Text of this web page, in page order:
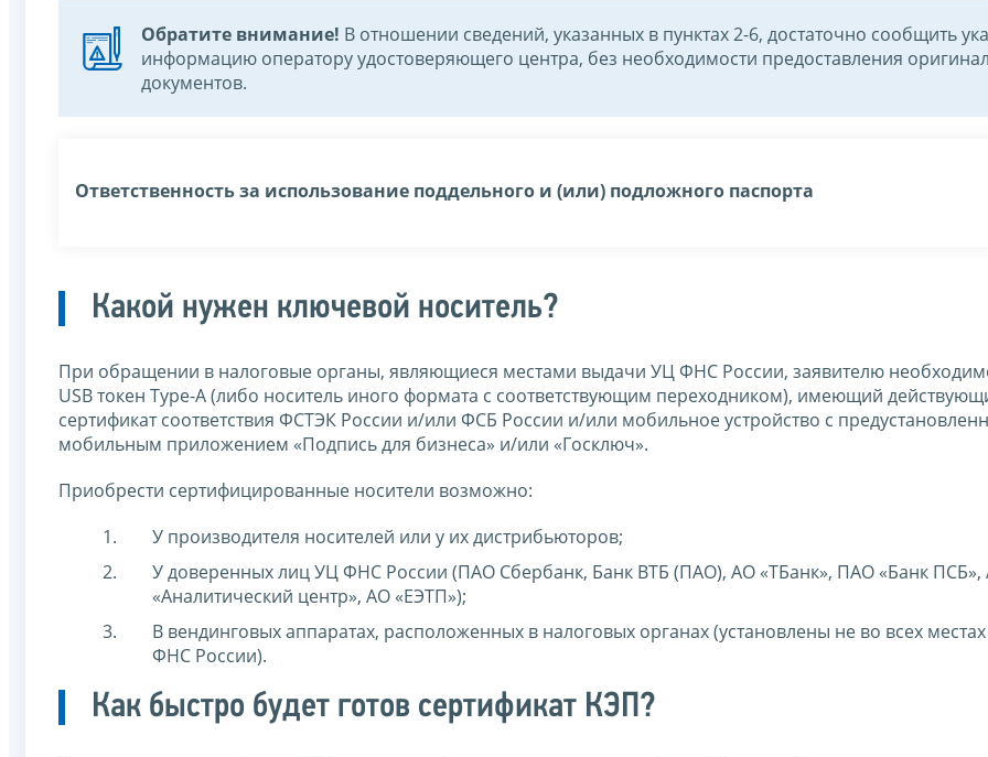
Обратите внимание! В отношении сведений, указанных в пунктах 2-6, достаточно сообщить
информацию оператору удостоверяющего центра, без необходимости предоставления
документов.
Ответственность за использование поддельного и (или) подложного паспорта
Какой нужен ключевой носитель?
При обращении в налоговые органы, являющиеся местами выдачи УЦ ФНС России, заявителю
USB токен Type-A (либо носитель иного формата с соответствующим переходником), имеющий
сертификат соответствия ФСТЭК России и/или ФСБ России и/или мобильное устройство с
мобильным приложением «Подпись для бизнеса» и/или «Госключ».
Приобрести сертифицированные носители возможно:
У производителя носителей или у их дистрибьюторов;
У доверенных лиц УЦ ФНС России (ПАО Сбербанк, Банк ВТБ (ПАО), АО «ТБанк», ПАО «Банк ПСБ»,
«Аналитический центр», АО «ЕЭТП»);
В вендинговых аппаратах, расположенных в налоговых органах (установлены не во всех
ФНС России).
Как быстро будет готов сертификат КЭП?